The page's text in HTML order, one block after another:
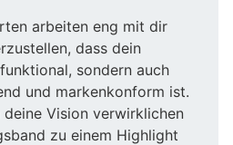
arbeiten eng mit dir
dass dein
sondern auch
und markenkonform ist.
deine Vision verwirklichen
zu einem Highlight